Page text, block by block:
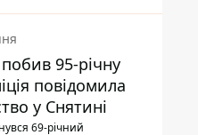
95-річну
повідомила
у Снятині
69-річний